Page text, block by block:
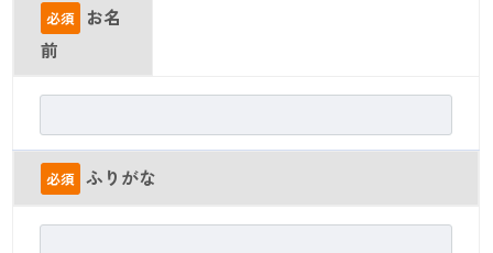
必須
お名
前
必須 ふりがな